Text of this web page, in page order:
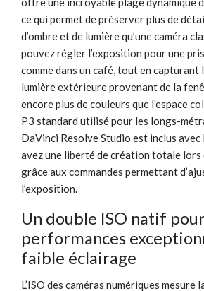
ce qui permet de préserver plus de
d’ombre et de lumière qu’une caméra
pouvez régler l’exposition pour une
comme dans un café, tout en capturant
lumière extérieure provenant de la
encore plus de couleurs que l’espace
P3 standard utilisé pour les longs-
DaVinci Resolve Studio est inclus avec
avez une liberté de création totale lors
grâce aux commandes permettant
l’exposition.
Un double ISO natif
performances
faible éclairage
L’ISO des caméras numériques mesure